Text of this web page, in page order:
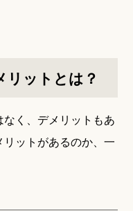
リットとは？
く、デメリットもあ
ットがあるのか、一